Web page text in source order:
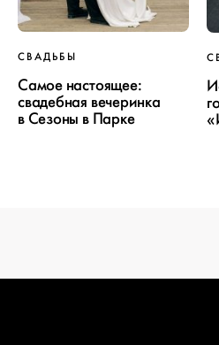
СВАДЬБЫ
Самое настоящее:
свадебная вечеринка
в Сезоны в Парке
ПРОЕКТ
СВАДЬБЫ
ОТ WEDDYWOOD